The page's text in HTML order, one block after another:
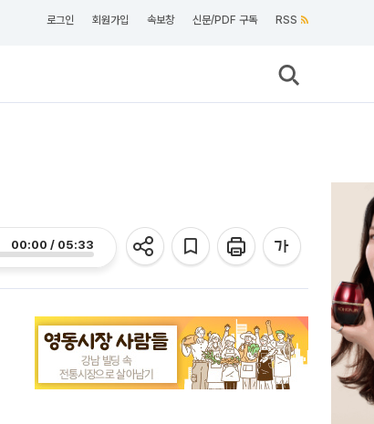
로그인 회원가입 속보창 신문/PDF 구독 RSS
00:00 / 05:33